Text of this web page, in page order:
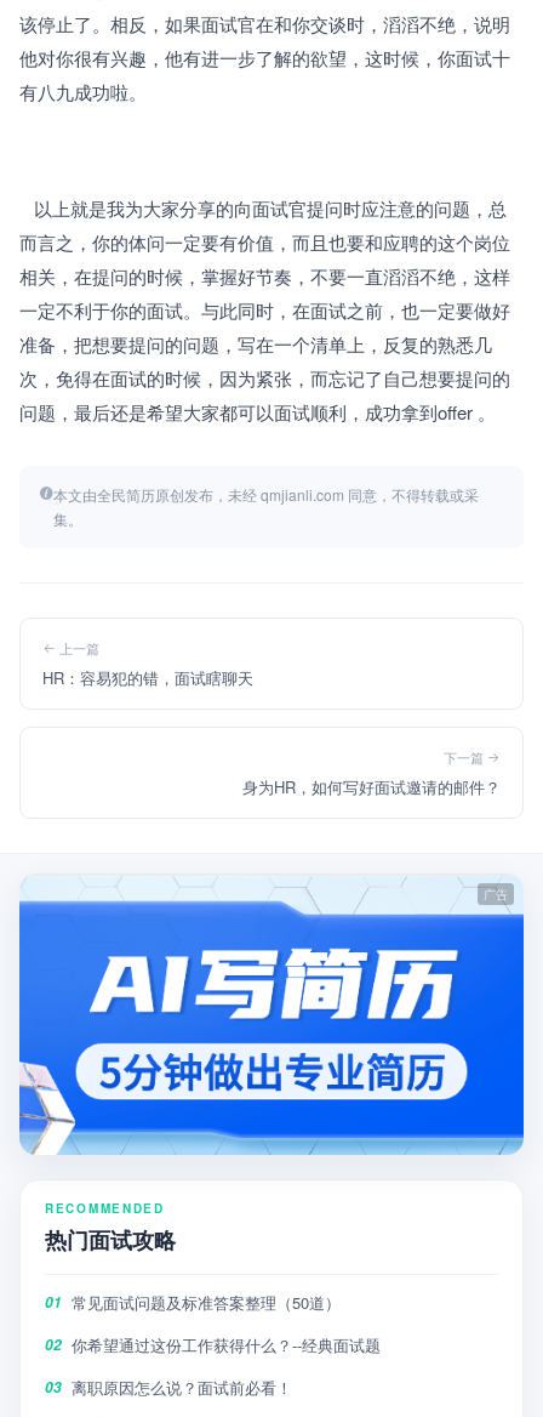
该停止了。相反，如果面试官在和你交谈时，滔滔不绝，说明
他对你很有兴趣，他有进一步了解的欲望，这时候，你面试十
有八九成功啦。
而言之，你的体问一定要有价值，而且也要和应聘的这个岗位
相关，在提问的时候，掌握好节奏，不要一直滔滔不绝，这样
一定不利于你的面试。与此同时，在面试之前，也一定要做好
准备，把想要提问的问题，写在一个清单上，反复的熟悉几
次，免得在面试的时候，因为紧张，而忘记了自己想要提问的
问题，最后还是希望大家都可以面试顺利，成功拿到offer 。
本文由全民简历原创发布，未经 qmjianli.com 同意，不得转载或采
集。
上一篇
HR：容易犯的错，面试瞎聊天
下一篇
身为HR，如何写好面试邀请的邮件？
RECOMMENDED
热门面试攻略
01 常见面试问题及标准答案整理（50道）
02 你希望通过这份工作获得什么？--经典面试题
03 离职原因怎么说？面试前必看！